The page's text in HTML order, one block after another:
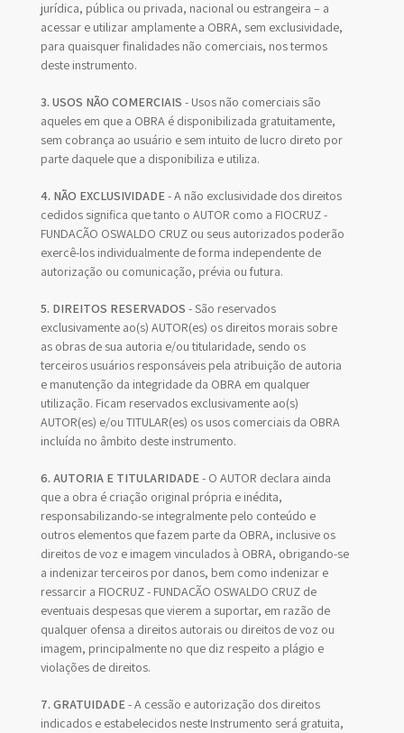
jurídica, pública ou privada, nacional ou estrangeira – a
acessar e utilizar amplamente a OBRA, sem exclusividade,
para quaisquer finalidades não comerciais, nos termos
deste instrumento.
3. USOS NÃO COMERCIAIS - Usos não comerciais são
aqueles em que a OBRA é disponibilizada gratuitamente,
sem cobrança ao usuário e sem intuito de lucro direto por
parte daquele que a disponibiliza e utiliza.
4. NÃO EXCLUSIVIDADE- A não exclusividade dos direitos
cedidos significa que tanto o AUTOR como a FIOCRUZ -
FUNDAÇÃO OSWALDO CRUZ ou seus autorizados poderão
exercê-los individualmente de forma independente de
autorização ou comunicação, prévia ou futura.
5. DIREITOS RESERVADOS - São reservados
exclusivamente ao(s) AUTOR(es) os direitos morais sobre
as obras de sua autoria e/ou titularidade, sendo os
terceiros usuários responsáveis pela atribuição de autoria
e manutenção da integridade da OBRA em qualquer
utilização. Ficam reservados exclusivamente ao(s)
AUTOR(es) e/ou TITULAR(es) os usos comerciais da OBRA
incluída no âmbito deste instrumento.
6. AUTORIA E TITULARIDADE- O AUTOR declara ainda
que a obra é criação original própria e inédita,
responsabilizando-se integralmente pelo conteúdo e
outros elementos que fazem parte da OBRA, inclusive os
direitos de voz e imagem vinculados à OBRA, obrigando-se
a indenizar terceiros por danos, bem como indenizar e
ressarcir a FIOCRUZ - FUNDAÇÃO OSWALDO CRUZ de
eventuais despesas que vierem a suportar, em razão de
qualquer ofensa a direitos autorais ou direitos de voz ou
imagem, principalmente no que diz respeito a plágio e
violações de direitos.
7. GRATUIDADE- A cessão e autorização dos direitos
indicados e estabelecidos neste Instrumento será gratuita,